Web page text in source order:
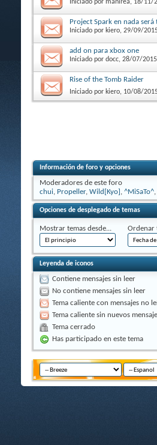
Iniciado por manirea, 18/11/
Project Spark en nada
Iniciado por kiero, 29/09/
add on para xbox one
Iniciado por docc, 28/07/
Rise of the Tomb Raider
Iniciado por kiero, 10/08/
Información de foro y opciones
Moderadores de este foro
chui, Propeller, Wild[Kyo] , ^MiSaTo^,
Opciones de desplegado de temas
Mostrar temas desde... Ordenar
Leyenda de iconos
Contiene mensajes sin leer
No contiene mensajes sin leer
Tema caliente con mensajes no
Tema caliente sin nuevos
Tema cerrado
Has participado en este tema